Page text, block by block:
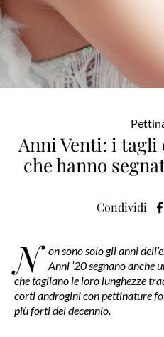
Anni Venti: i tagli
che hanno
Condividi
N on sono solo gli anni
Anni ’20 segnano anche
che tagliano le loro lunghezze
corti androgini con pettinature
più forti del decennio.